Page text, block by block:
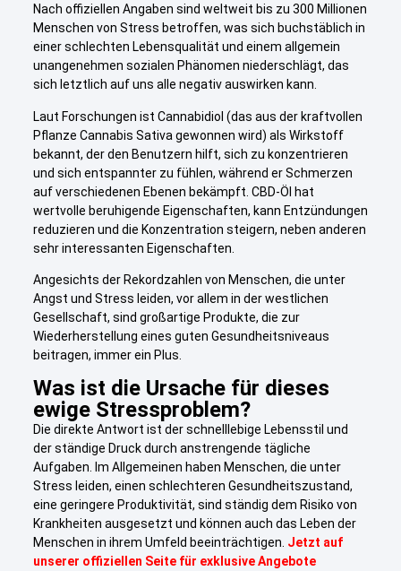
Nach offiziellen Angaben sind weltweit bis zu 300 Millionen
Menschen von Stress betroffen, was sich buchstäblich in
einer schlechten Lebensqualität und einem allgemein
unangenehmen sozialen Phänomen niederschlägt, das
sich letztlich auf uns alle negativ auswirken kann.
Laut Forschungen ist Cannabidiol (das aus der kraftvollen
Pflanze Cannabis Sativa gewonnen wird) als Wirkstoff
bekannt, der den Benutzern hilft, sich zu konzentrieren
und sich entspannter zu fühlen, während er Schmerzen
auf verschiedenen Ebenen bekämpft. CBD-Öl hat
wertvolle beruhigende Eigenschaften, kann Entzündungen
reduzieren und die Konzentration steigern, neben anderen
sehr interessanten Eigenschaften.
Angesichts der Rekordzahlen von Menschen, die unter
Angst und Stress leiden, vor allem in der westlichen
Gesellschaft, sind großartige Produkte, die zur
Wiederherstellung eines guten Gesundheitsniveaus
beitragen, immer ein Plus.
Was ist die Ursache für dieses
ewige Stressproblem?
Die direkte Antwort ist der schnelllebige Lebensstil und
der ständige Druck durch anstrengende tägliche
Aufgaben. Im Allgemeinen haben Menschen, die unter
Stress leiden, einen schlechteren Gesundheitszustand,
eine geringere Produktivität, sind ständig dem Risiko von
Krankheiten ausgesetzt und können auch das Leben der
Menschen in ihrem Umfeld beeinträchtigen. Jetzt auf
unserer offiziellen Seite für exklusive Angebote